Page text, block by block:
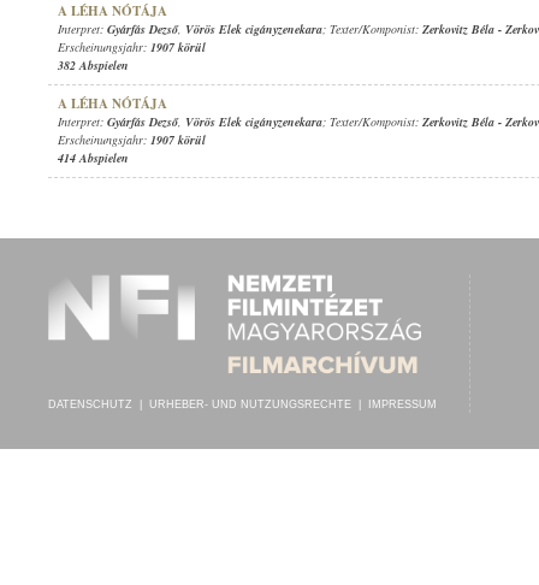
A LÉHA NÓTÁJA
Interpret: Gyárfás Dezső, Vörös Elek cigányzenekara; Texter/Komponist: Zerkovitz Béla -
Erscheinungsjahr: 1907 körül
382 Abspielen
A LÉHA NÓTÁJA
Interpret: Gyárfás Dezső, Vörös Elek cigányzenekara; Texter/Komponist: Zerkovitz Béla -
Erscheinungsjahr: 1907 körül
414 Abspielen
DATENSCHUTZ URHEBER- UND NUTZUNGSRECHTE IMPRESSUM